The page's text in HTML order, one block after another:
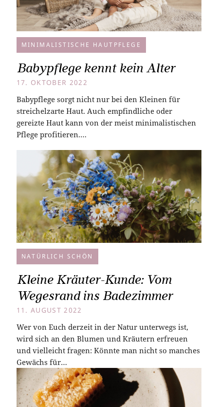
MINIMALISTISCHE HAUTPFLEGE
Babypflege kennt kein Alter
17. OKTOBER 2022
Babypflege sorgt nicht nur bei den Kleinen für
streichelzarte Haut. Auch empfindliche oder
gereizte Haut kann von der meist minimalistischen
Pflege profitieren.…
NATÜRLICH SCHÖN
Kleine Kräuter-Kunde: Vom
Wegesrand ins Badezimmer
11. AUGUST 2022
Wer von Euch derzeit in der Natur unterwegs ist,
wird sich an den Blumen und Kräutern erfreuen
und vielleicht fragen: Könnte man nicht so manches
Gewächs für…